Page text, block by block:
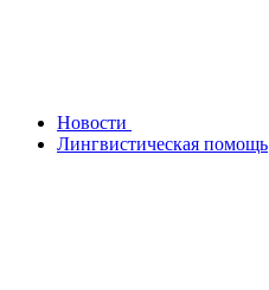
Новости
Лингвистическая помощь